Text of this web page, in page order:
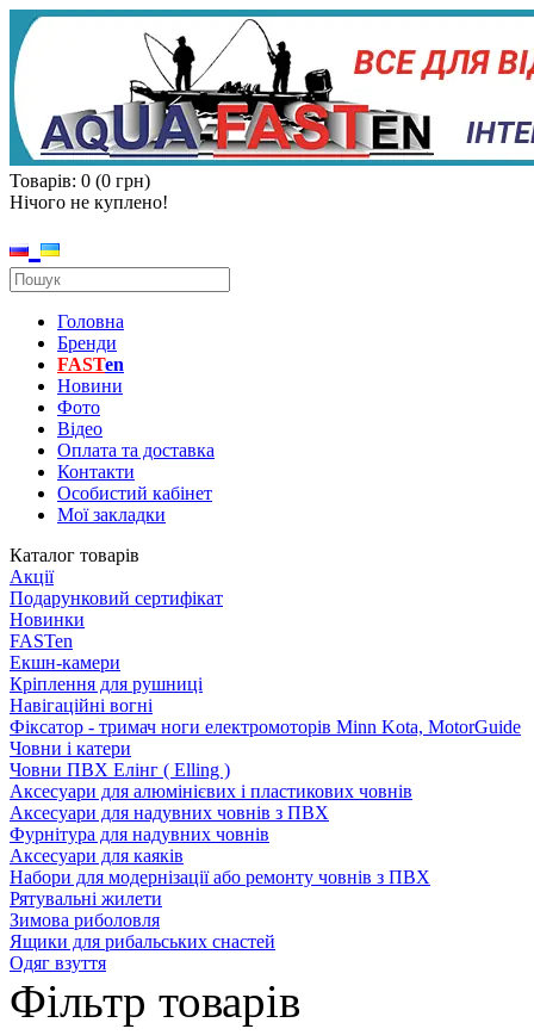
Товарів: 0 (0 грн)
Нічого не куплено!
Головна
Бренди
FASTen
Новини
Фото
Відео
Оплата та доставка
Контакти
Особистий кабінет
Мої закладки
Каталог товарів
Акції
Подарунковий сертифікат
Новинки
FASTen
Екшн-камери
Кріплення для рушниці
Навігаційні вогні
Фіксатор - тримач ноги електромоторів Minn Kota, MotorGuide
Човни і катери
Човни ПВХ Елінг ( Elling )
Аксесуари для алюмінієвих і пластикових човнів
Аксесуари для надувних човнів з ПВХ
Фурнітура для надувних човнів
Аксесуари для каяків
Набори для модернізації або ремонту човнів з ПВХ
Рятувальні жилети
Зимова риболовля
Ящики для рибальських снастей
Одяг взуття
Фільтр товарів